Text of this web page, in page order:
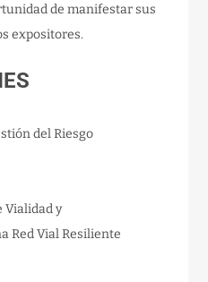
de manifestar sus
expositores.
del Riesgo
Vialidad y
Red Vial Resiliente